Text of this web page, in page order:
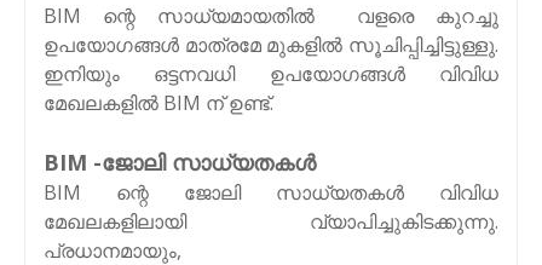
BIM ന്റെ സാധ്യമായതിൽ വളരെ കുറച്ചു
ഉപയോഗങ്ങൾ മാത്രമേ മുകളിൽ സൂചിപ്പിച്ചിട്ടുള്ളു.
ഇനിയും ഒട്ടനവധി ഉപയോഗങ്ങൾ വിവിധ
മേഖലകളിൽ BIM ന് ഉണ്ട്.
BIM -ജോലി സാധ്യതകൾ
BIM ന്റെ ജോലി സാധ്യതകൾ വിവിധ
മേഖലകളിലായി വ്യാപിച്ചുകിടക്കുന്നു.
പ്രധാനമായും,